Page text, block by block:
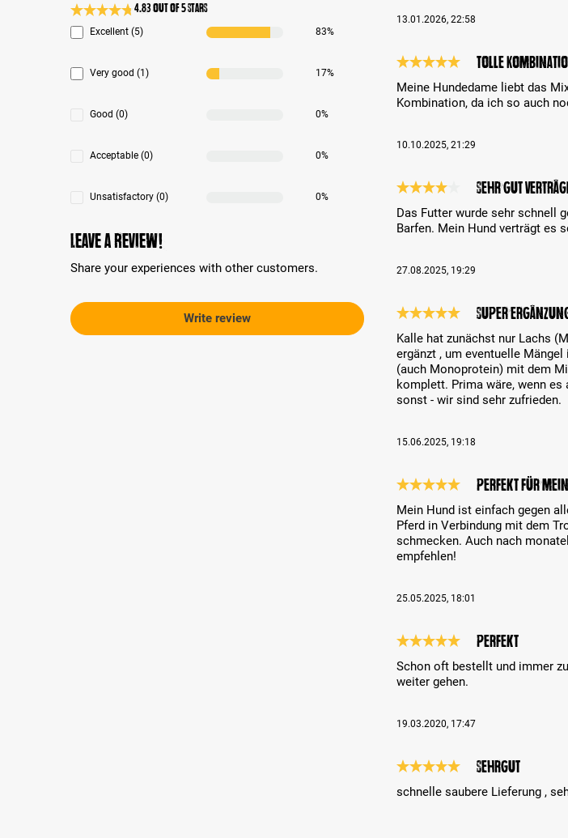
Average rating 4.8 of 5 Stars
4.83 out of 5 stars
Excellent (5) 83%
Very good (1) 17%
Good (0) 0%
Acceptable (0) 0%
Unsatisfactory (0) 0%
Leave a review!
Share your experiences with other customers.
Write review
13.01.2026, 22:58
Tolle
Meine Hundedame liebt das
Kombination, da ich so auch
10.10.2025, 21:29
Sehr gut
Das Futter wurde sehr schnell
Barfen. Mein Hund verträgt es
27.08.2025, 19:29
Super
Kalle hat zunächst nur Lachs
ergänzt , um eventuelle
(auch Monoprotein) mit dem
komplett. Prima wäre, wenn
sonst - wir sind sehr zufrieden.
15.06.2025, 19:18
Perfekt für
Mein Hund ist einfach gegen
Pferd in Verbindung mit dem
schmecken. Auch nach
empfehlen!
25.05.2025, 18:01
Perfekt
Schon oft bestellt und immer
weiter gehen.
19.03.2020, 17:47
sehrgut
schnelle saubere Lieferung ,